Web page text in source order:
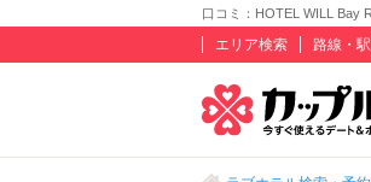
口コミ：HOTEL WILL Bay
エリア検索 路線・